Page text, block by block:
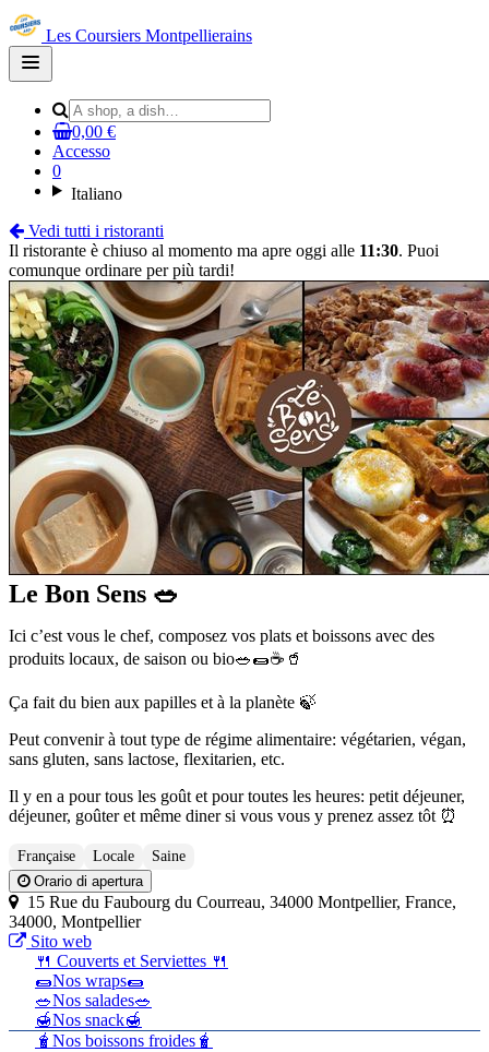
Les Coursiers Montpellierains
Open
main
0,00 €
Accesso
0
Italiano
Vedi tutti i ristoranti
Il ristorante è chiuso al momento ma apre oggi alle 11:30. Puoi
comunque ordinare per più tardi!
Le Bon Sens 🥗
Ici c’est vous le chef, composez vos plats et boissons avec des
produits locaux, de saison ou bio🥗🌯☕️🥤
Ça fait du bien aux papilles et à la planète 🍃
Peut convenir à tout type de régime alimentaire: végétarien, végan,
sans gluten, sans lactose, flexitarien, etc.
Il y en a pour tous les goût et pour toutes les heures: petit déjeuner,
déjeuner, goûter et même diner si vous vous y prenez assez tôt ⏰
Française Locale
Saine
Orario di apertura
15 Rue du Faubourg du Courreau, 34000 Montpellier, France,
34000, Montpellier
Sito web
🍴 Couverts et Serviettes 🍴
🌯Nos wraps🌯
🥗Nos salades🥗
🍯Nos snack🍯
🧋Nos boissons froides🧋